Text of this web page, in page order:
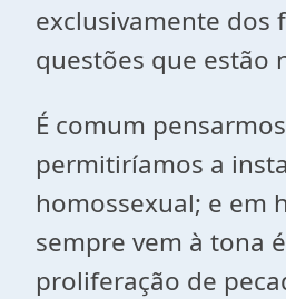
exclusivamente dos
questões que estão
É comum
permitiríamos a
homossexual; e em
sempre vem à tona
proliferação de